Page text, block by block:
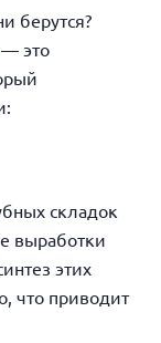
берутся?
это
складок
выработки
этих
что приводит